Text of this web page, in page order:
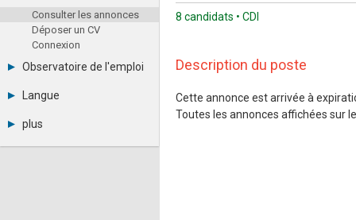
Tarifs
Interface recruteur
Consulter les annonces
Déposer un CV
Connexion
Observatoire de l'emploi
Par métier
Par contrat
Langue
Español
plus
Actualités
8 candidats • CDI
Description du poste
Cette annonce est arrivée à
Toutes les annonces affichées sur